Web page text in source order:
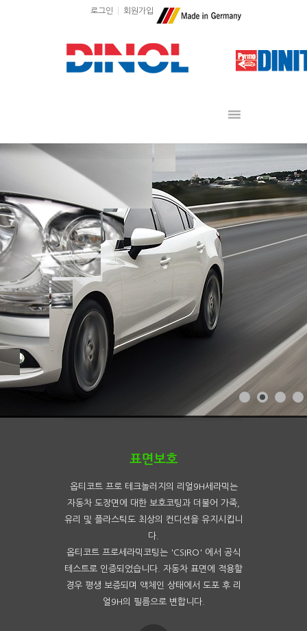
로그인 회원가입
옵티코트 프로 테크놀러지의 리얼9H세라믹는
자동차 도장면에 대한 보호코팅과 더불어 가죽,
유리 및 플라스틱도 최상의 컨디션을 유지시킵니
다.
옵티코트 프로세라믹코팅는 'CSIRO' 에서 공식
테스트로 인증되었습니다. 자동차 표면에 적용할
경우 평생 보증되며 액체인 상태에서 도포 후 리
얼9H의 필름으로 변합니다.